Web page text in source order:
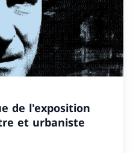
de l'exposition
et urbaniste